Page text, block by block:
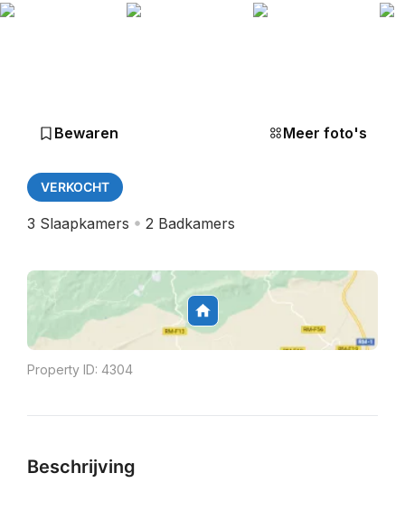
Bewaren Meer foto's
VERKOCHT
3 Slaapkamers 2 Badkamers
Property ID: 4304
Beschrijving